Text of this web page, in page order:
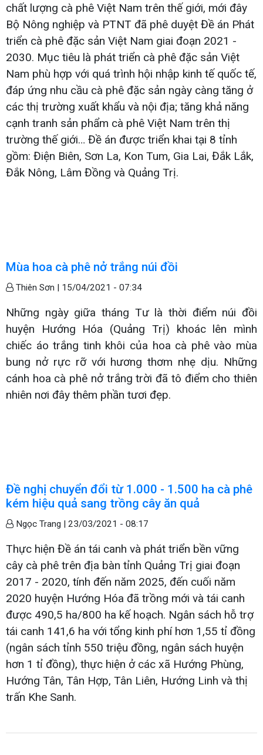
chất lượng cà phê Việt Nam trên thế giới, mới đây
Bộ Nông nghiệp và PTNT đã phê duyệt Đề án Phát
triển cà phê đặc sản Việt Nam giai đoạn 2021 -
2030. Mục tiêu là phát triển cà phê đặc sản Việt
Nam phù hợp với quá trình hội nhập kinh tế quốc tế,
đáp ứng nhu cầu cà phê đặc sản ngày càng tăng ở
các thị trường xuất khẩu và nội địa; tăng khả năng
cạnh tranh sản phẩm cà phê Việt Nam trên thị
trường thế giới… Đề án được triển khai tại 8 tỉnh
gồm: Điện Biên, Sơn La, Kon Tum, Gia Lai, Đắk Lắk,
Đắk Nông, Lâm Đồng và Quảng Trị.
Mùa hoa cà phê nở trắng núi đồi
Thiên Sơn | 15/04/2021 - 07:34
Những ngày giữa tháng Tư là thời điểm núi đồi
huyện Hướng Hóa (Quảng Trị) khoác lên mình
chiếc áo trắng tinh khôi của hoa cà phê vào mùa
bung nở rực rỡ với hương thơm nhẹ dịu. Những
cánh hoa cà phê nở trắng trời đã tô điểm cho thiên
nhiên nơi đây thêm phần tươi đẹp.
Đề nghị chuyển đổi từ 1.000 - 1.500 ha cà phê
kém hiệu quả sang trồng cây ăn quả
Ngọc Trang | 23/03/2021 - 08:17
Thực hiện Đề án tái canh và phát triển bền vững
cây cà phê trên địa bàn tỉnh Quảng Trị giai đoạn
2017 - 2020, tính đến năm 2025, đến cuối năm
2020 huyện Hướng Hóa đã trồng mới và tái canh
được 490,5 ha/800 ha kế hoạch. Ngân sách hỗ trợ
tái canh 141,6 ha với tổng kinh phí hơn 1,55 tỉ đồng
(ngân sách tỉnh 550 triệu đồng, ngân sách huyện
hơn 1 tỉ đồng), thực hiện ở các xã Hướng Phùng,
Hướng Tân, Tân Hợp, Tân Liên, Hướng Linh và thị
trấn Khe Sanh.